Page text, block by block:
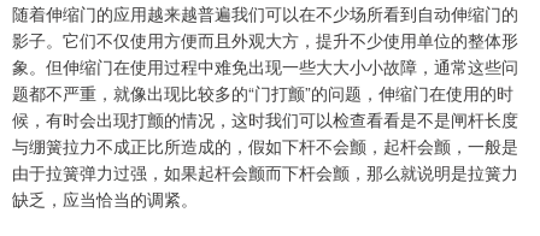
随着伸缩门的应用越来越普遍我们可以在不少场所看到自动伸缩门的
影子。它们不仅使用方便而且外观大方，提升不少使用单位的整体形
象。但伸缩门在使用过程中难免出现一些大大小小故障，通常这些问
题都不严重，就像出现比较多的“门打颤”的问题，伸缩门在使用的时
候，有时会出现打颤的情况，这时我们可以检查看看是不是闸杆长度
与绷簧拉力不成正比所造成的，假如下杆不会颤，起杆会颤，一般是
由于拉簧弹力过强，如果起杆会颤而下杆会颤，那么就说明是拉簧力
缺乏，应当恰当的调紧。